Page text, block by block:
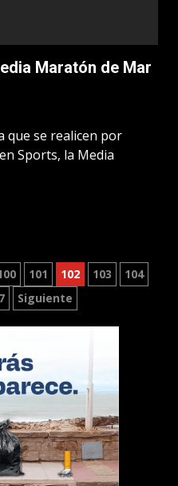
Maratón de Mar
que se realicen por
Sports, la Media
101 102 103
104
Siguiente